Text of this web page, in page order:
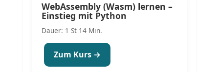
WebAssembly (Wasm) lernen –
Einstieg mit Python
Dauer: 1 St 14 Min.
Zum Kurs →